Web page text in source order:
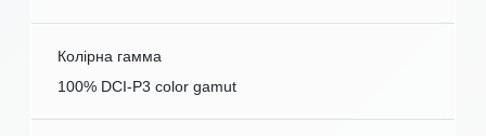
Колірна гамма
100% DCI-P3 color gamut